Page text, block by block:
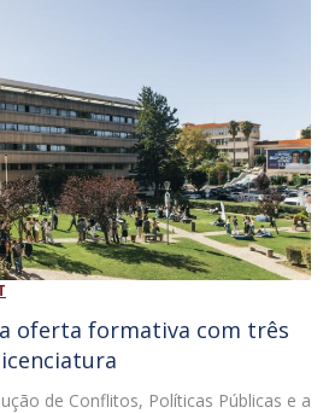
oferta formativa com três
de Conflitos, Políticas Públicas e a